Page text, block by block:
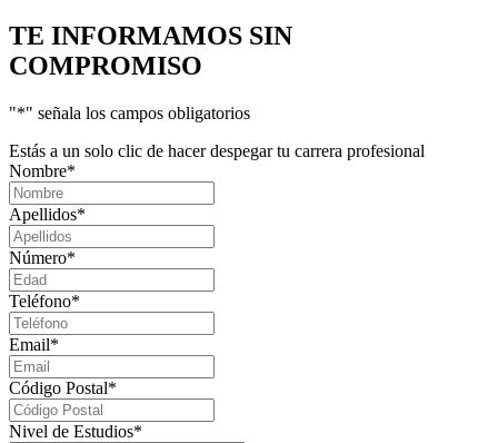
TE INFORMAMOS SIN
COMPROMISO
"*" señala los campos obligatorios
Estás a un solo clic de hacer despegar tu carrera profesional
Nombre*
Apellidos*
Número*
Teléfono*
Email*
Código Postal*
Nivel de Estudios*